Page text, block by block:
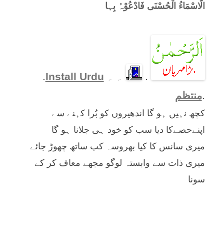
الّاسْمَاءُ الْحُسْنَی فَادْعُوْہُ بِہا
.
Install Urdu
.منتظم
کچھ نہیں ہو گا اندھیروں کو بُرا کہنے سے
اپنےحصےکا دیا سب کو خود ہی جلانا ہو گا
میری سانس کا کیا بھروسہ کب ساتھ چھوڑ جائے
میری ذات سے وابستہ لوگو مجھے معاف کر کے
سونا